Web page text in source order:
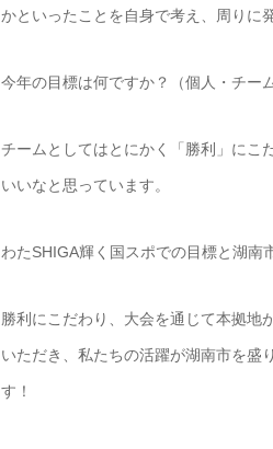
かといったことを自身で考え、周りに
今年の目標は何ですか？（個人・チーム
チームとしてはとにかく「勝利」にこ
いいなと思っています。
わたSHIGA輝く国スポでの目標と湖南
勝利にこだわり、大会を通じて本拠地
いただき、私たちの活躍が湖南市を盛
す！